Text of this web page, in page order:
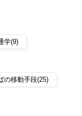
学(9)
の移動手段(25)